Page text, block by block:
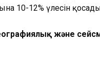
10-12% үлесін
және